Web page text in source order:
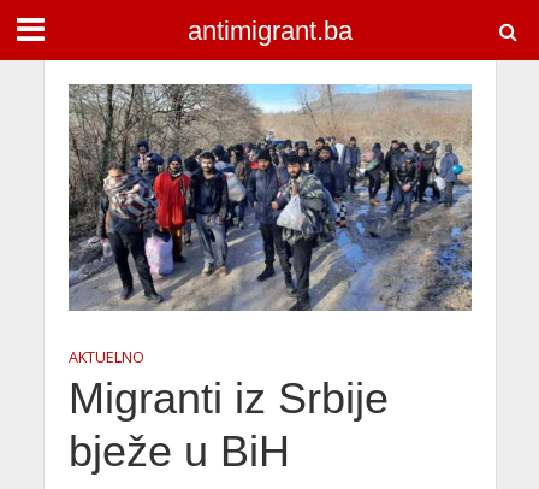
antimigrant.ba
AKTUELNO
Migranti iz Srbije
bježe u BiH